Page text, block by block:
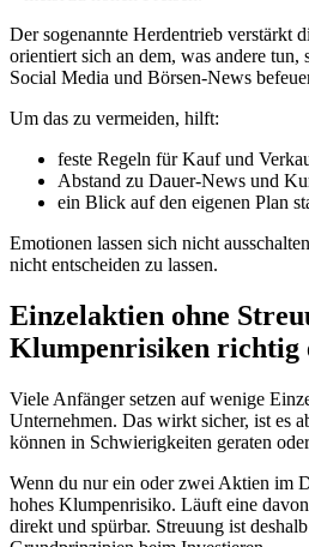
Der sogenannte Herdentrieb verstärkt
orientiert sich an dem, was andere tun,
Social Media und Börsen-News
Um das zu vermeiden, hilft:
feste Regeln für Kauf und
Abstand zu Dauer-News und
ein Blick auf den eigenen Plan
Emotionen lassen sich nicht
nicht entscheiden zu lassen.
Einzelaktien ohne
Klumpenrisiken richtig
Viele Anfänger setzen auf wenige
Unternehmen. Das wirkt sicher, ist es
können in Schwierigkeiten geraten
Wenn du nur ein oder zwei Aktien im
hohes Klumpenrisiko. Läuft eine
direkt und spürbar. Streuung ist